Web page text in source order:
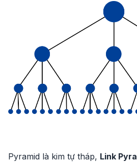
Pyramid là kim tự tháp, Link